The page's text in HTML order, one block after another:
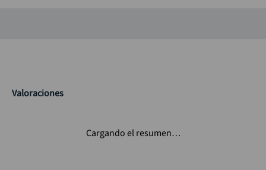
Valoraciones
Cargando el resumen…